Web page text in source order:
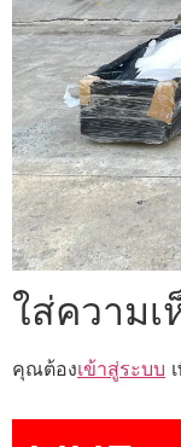
ใส่ความเ
คุณต้องเข้าสู่ระบบ